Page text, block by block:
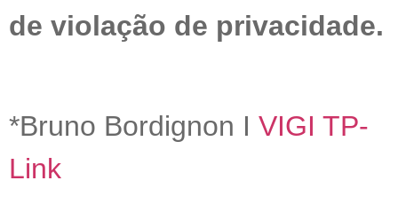
de violação de privacidade.
*Bruno Bordignon I VIGI TP-
Link